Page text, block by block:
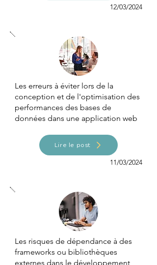
12/03/2024
Les erreurs à éviter lors de la
conception et de l'optimisation des
performances des bases de
données dans une application web
Lire le post
11/03/2024
Les risques de dépendance à des
frameworks ou bibliothèques
externes dans le développement